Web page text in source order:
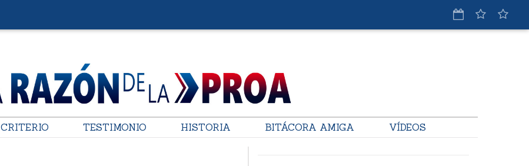
CRITERIO TESTIMONIO HISTORIA BITÁCORA AMIGA VÍDEOS